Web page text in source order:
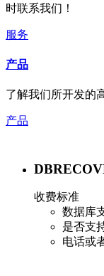
时联系我们！
服务
产品
了解我们所开发的
产品
收费标准
数据库
是否支
电话或